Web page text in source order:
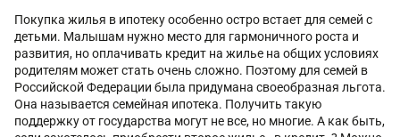
Покупка жилья в ипотеку особенно остро встает для семей с
детьми. Малышам нужно место для гармоничного роста и
развития, но оплачивать кредит на жилье на общих условиях
родителям может стать очень сложно. Поэтому для семей в
Российской Федерации была придумана своеобразная льгота.
Она называется семейная ипотека. Получить такую
поддержку от государства могут не все, но многие. А как быть,